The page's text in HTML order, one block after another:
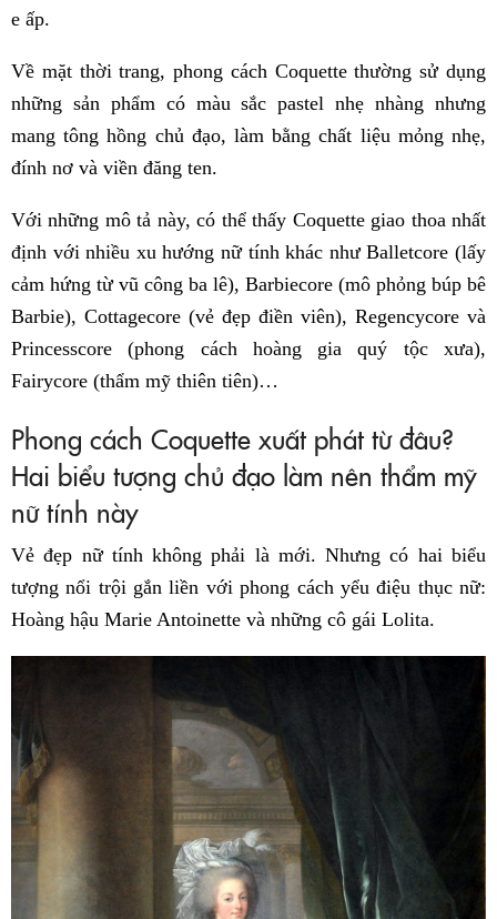
e ấp.
Về mặt thời trang, phong cách Coquette thường sử dụng
những sản phẩm có màu sắc pastel nhẹ nhàng nhưng
mang tông hồng chủ đạo, làm bằng chất liệu mỏng nhẹ,
đính nơ và viền đăng ten.
Với những mô tả này, có thể thấy Coquette giao thoa nhất
định với nhiều xu hướng nữ tính khác như Balletcore (lấy
cảm hứng từ vũ công ba lê), Barbiecore (mô phỏng búp bê
Barbie), Cottagecore (vẻ đẹp điền viên), Regencycore và
Princesscore (phong cách hoàng gia quý tộc xưa),
Fairycore (thẩm mỹ thiên tiên)…
Phong cách Coquette xuất phát từ đâu?
Hai biểu tượng chủ đạo làm nên thẩm mỹ
nữ tính này
Vẻ đẹp nữ tính không phải là mới. Nhưng có hai biểu
tượng nổi trội gắn liền với phong cách yểu điệu thục nữ:
Hoàng hậu Marie Antoinette và những cô gái Lolita.